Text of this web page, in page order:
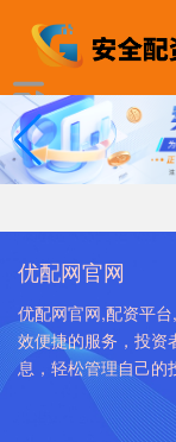
优配网官网
优配网官网,配资平
效便捷的服务，投资
息，轻松管理自己的